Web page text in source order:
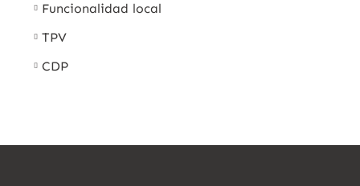
Funcionalidad local
TPV
CDP